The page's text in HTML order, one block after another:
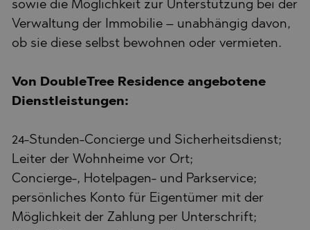
sowie die Möglichkeit zur Unterstützung bei der
Verwaltung der Immobilie – unabhängig davon,
ob sie diese selbst bewohnen oder vermieten.
Von DoubleTree Residence angebotene
Dienstleistungen:
24-Stunden-Concierge und Sicherheitsdienst;
Leiter der Wohnheime vor Ort;
Concierge-, Hotelpagen- und Parkservice;
persönliches Konto für Eigentümer mit der
Möglichkeit der Zahlung per Unterschrift;